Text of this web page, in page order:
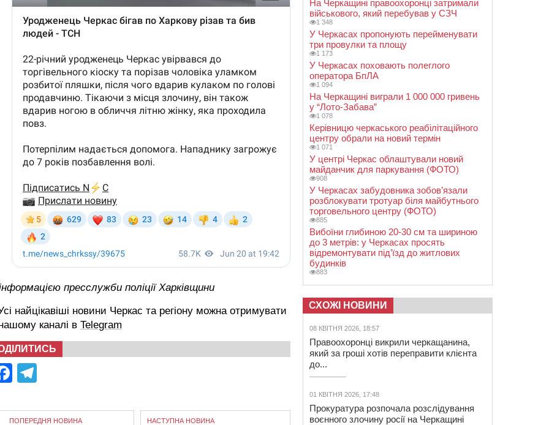
пресслужби поліції Харківщини
найцікавіші новини Черкас та регіону можна отримувати
каналі в Telegram
Facebook
ПОПЕРЕДНЯ НОВИНА НАСТУПНА НОВИНА
На Черкащині правоохоронці затримали
військового, який перебував у СЗЧ
1 348
У Черкасах пропонують перейменувати
три провулки та площу
1 173
У Черкасах поховають полеглого
оператора БпЛА
1 094
На Черкащині виграли 1 000 000 гривень
у “Лото-Забава”
1 078
Керівницю черкаського реабілітаційного
центру обрали на новий термін
1 071
У центрі Черкас облаштували новий
майданчик для паркування (ФОТО)
908
У Черкасах забудовника зобов’язали
розблокувати тротуар біля майбутнього
торговельного центру (ФОТО)
885
Вибоїни глибиною 20-30 см та шириною
до 3 метрів: у Черкасах просять
відремонтувати під’їзд до житлових
будинків
883
СХОЖІ НОВИНИ
08 КВІТНЯ 2026, 18:57
Правоохоронці викрили черкащанина,
який за гроші хотів переправити клієнта
до...
01 КВІТНЯ 2026, 17:48
Прокуратура розпочала розслідування
воєнного злочину росії на Черкащині